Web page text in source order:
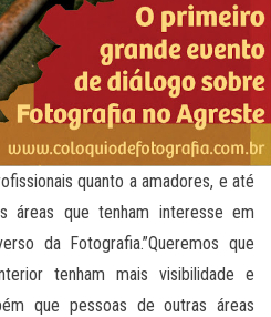
quanto a amadores, e até
áreas que tenham interesse em
da Fotografia.”Queremos que
tenham mais visibilidade e
que pessoas de outras áreas